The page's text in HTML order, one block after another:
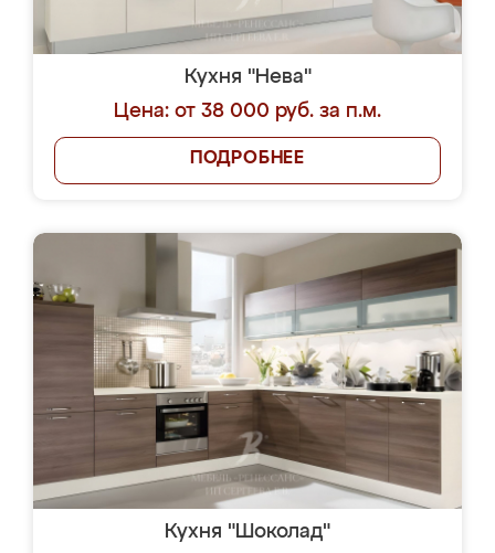
Кухня "Нева"
Цена: от 38 000 руб. за п.м.
ПОДРОБНЕЕ
Кухня "Шоколад"